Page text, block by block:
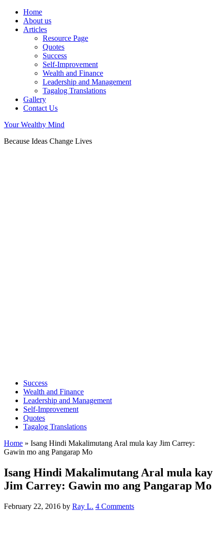
Home
About us
Articles
Resource Page
Quotes
Success
Self-Improvement
Wealth and Finance
Leadership and Management
Tagalog Translations
Gallery
Contact Us
Your Wealthy Mind
Because Ideas Change Lives
Success
Wealth and Finance
Leadership and Management
Self-Improvement
Quotes
Tagalog Translations
Home » Isang Hindi Makalimutang Aral mula kay Jim Carrey:
Gawin mo ang Pangarap Mo
Isang Hindi Makalimutang Aral mula kay
Jim Carrey: Gawin mo ang Pangarap Mo
February 22, 2016 by Ray L. 4 Comments